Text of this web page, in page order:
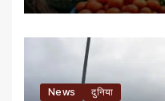
News दुनिया